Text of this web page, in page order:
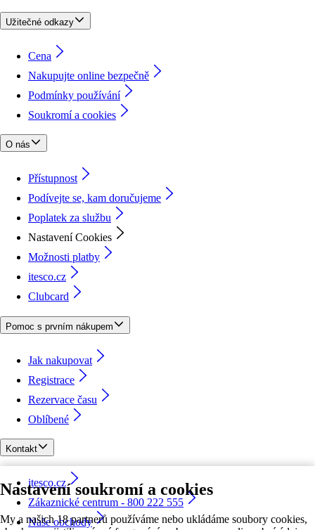
Nastavení soukromí a cookies
My a našich 18 partnerů používáme nebo ukládáme soubory cookies,
Užitečné odkazy
Cena
Nakupujte online bezpečně
Podmínky používání
Soukromí a cookies
O nás
Přístupnost
Podívejte se, kam doručujeme
Poplatek za službu
Nastavení Cookies
Možnosti platby
itesco.cz
Clubcard
Pomoc s prvním nákupem
Jak nakupovat
Registrace
Rezervace času
Oblíbené
Kontakt
itesco.cz
Zákaznické centrum - 800 222 555
Naše obchody